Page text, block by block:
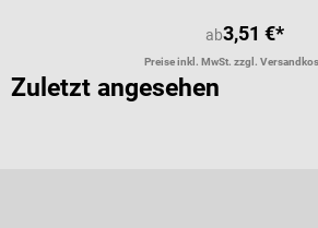
ab3,51 €*
Preise inkl. MwSt. zzgl.
Zuletzt angesehen